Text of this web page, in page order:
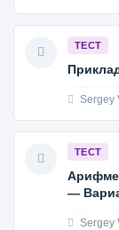
ТЕСТ
Sergey
ТЕСТ
—
Sergey